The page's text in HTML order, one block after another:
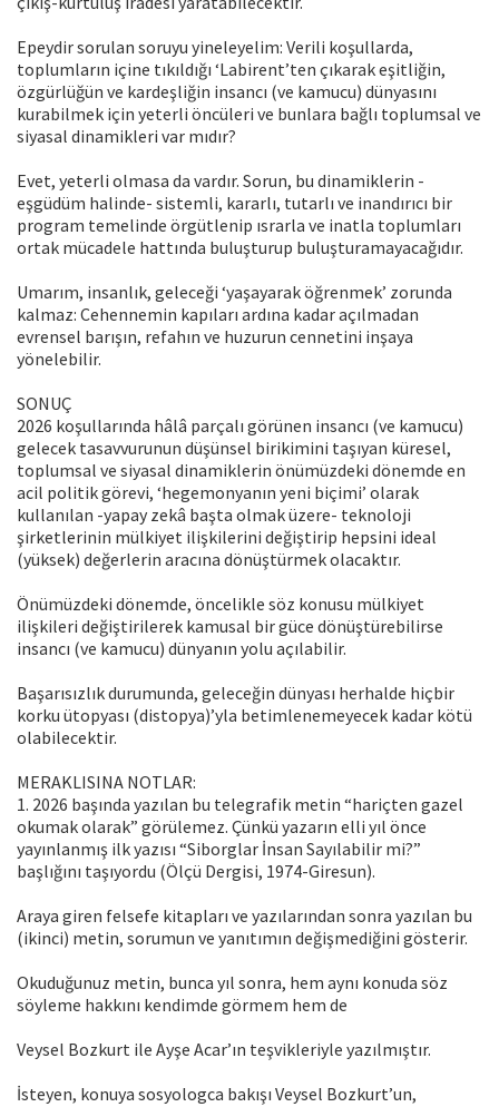
Epeydir sorulan soruyu yineleyelim: Verili koşullarda,
toplumların içine tıkıldığı ‘Labirent’ten çıkarak eşitliğin,
özgürlüğün ve kardeşliğin insancı (ve kamucu) dünyasını
kurabilmek için yeterli öncüleri ve bunlara bağlı toplumsal ve
siyasal dinamikleri var mıdır?
Evet, yeterli olmasa da vardır. Sorun, bu dinamiklerin -
eşgüdüm halinde- sistemli, kararlı, tutarlı ve inandırıcı bir
program temelinde örgütlenip ısrarla ve inatla toplumları
ortak mücadele hattında buluşturup buluşturamayacağıdır.
Umarım, insanlık, geleceği ‘yaşayarak öğrenmek’ zorunda
kalmaz: Cehennemin kapıları ardına kadar açılmadan
evrensel barışın, refahın ve huzurun cennetini inşaya
yönelebilir.
SONUÇ
2026 koşullarında hâlâ parçalı görünen insancı (ve kamucu)
gelecek tasavvurunun düşünsel birikimini taşıyan küresel,
toplumsal ve siyasal dinamiklerin önümüzdeki dönemde en
acil politik görevi, ‘hegemonyanın yeni biçimi’ olarak
kullanılan -yapay zekâ başta olmak üzere- teknoloji
şirketlerinin mülkiyet ilişkilerini değiştirip hepsini ideal
(yüksek) değerlerin aracına dönüştürmek olacaktır.
Önümüzdeki dönemde, öncelikle söz konusu mülkiyet
ilişkileri değiştirilerek kamusal bir güce dönüştürebilirse
insancı (ve kamucu) dünyanın yolu açılabilir.
Başarısızlık durumunda, geleceğin dünyası herhalde hiçbir
korku ütopyası (distopya)’yla betimlenemeyecek kadar kötü
olabilecektir.
MERAKLISINA NOTLAR:
1. 2026 başında yazılan bu telegrafik metin “hariçten gazel
okumak olarak” görülemez. Çünkü yazarın elli yıl önce
yayınlanmış ilk yazısı “Siborglar İnsan Sayılabilir mi?”
başlığını taşıyordu (Ölçü Dergisi, 1974-Giresun).
Araya giren felsefe kitapları ve yazılarından sonra yazılan bu
(ikinci) metin, sorumun ve yanıtımın değişmediğini gösterir.
Okuduğunuz metin, bunca yıl sonra, hem aynı konuda söz
söyleme hakkını kendimde görmem hem de
Veysel Bozkurt ile Ayşe Acar’ın teşvikleriyle yazılmıştır.
İsteyen, konuya sosyologca bakışı Veysel Bozkurt’un,